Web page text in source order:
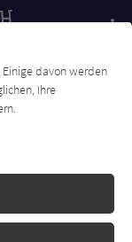
Newsletter
davon werden
Ihre